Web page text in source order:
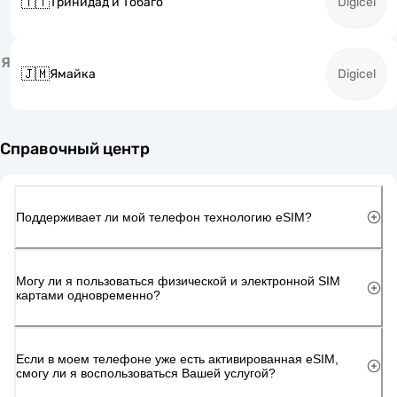
Я
🇯🇲Ямайка Digicel
Справочный центр
Поддерживает ли мой телефон технологию eSIM?
Могу ли я пользоваться физической и электронной SIM
картами одновременно?
Если в моем телефоне уже есть активированная eSIM,
смогу ли я воспользоваться Вашей услугой?